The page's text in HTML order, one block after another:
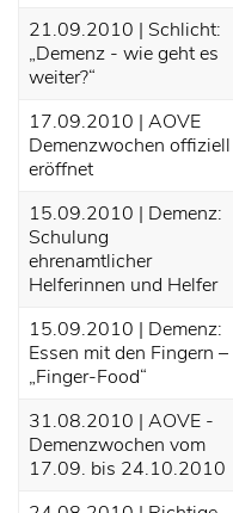
21.09.2010 | Schlicht:
„Demenz - wie geht es
weiter?“
17.09.2010 | AOVE
Demenzwochen offiziell
eröffnet
15.09.2010 | Demenz:
Schulung
ehrenamtlicher
Helferinnen und Helfer
15.09.2010 | Demenz:
Essen mit den Fingern –
„Finger-Food“
31.08.2010 | AOVE -
Demenzwochen vom
17.09. bis 24.10.2010